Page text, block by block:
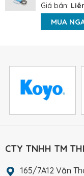
Giá bán:
MUA
CTY TNHH TM
165/7A12 Văn